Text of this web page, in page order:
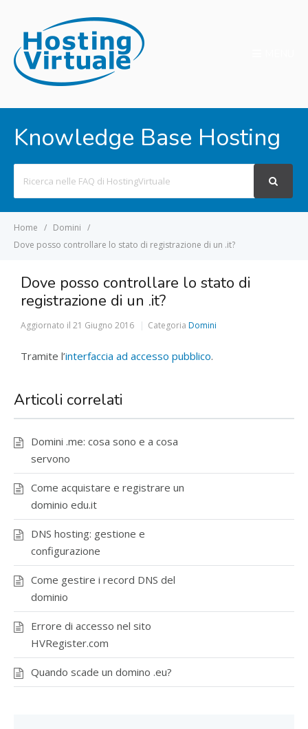
Knowledge Base Hosting
For
Home
Domini
Dove posso controllare lo stato di registrazione di un .it?
Dove posso controllare lo stato di
registrazione di un .it?
Aggiornato il 21 Giugno 2016 Categoria Domini
Tramite l’interfaccia ad accesso pubblico.
Articoli correlati
Domini .me: cosa sono e a cosa
servono
Come acquistare e registrare un
dominio edu.it
DNS hosting: gestione e
configurazione
Come gestire i record DNS del
dominio
Errore di accesso nel sito
HVRegister.com
Quando scade un domino .eu?